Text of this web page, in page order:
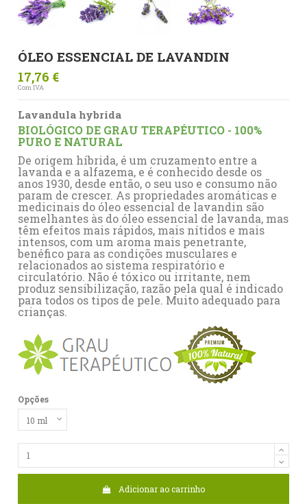
ÓLEO ESSENCIAL DE LAVANDIN
17,76 €
Com IVA
Lavandula hybrida
BIOLÓGICO DE GRAU TERAPÉUTICO - 100%
PURO E NATURAL
De origem híbrida, é um cruzamento entre a
lavanda e a alfazema, e é conhecido desde os
anos 1930, desde então, o seu uso e consumo não
param de crescer. As propriedades aromáticas e
medicinais do óleo essencial de lavandin são
semelhantes às do óleo essencial de lavanda, mas
têm efeitos mais rápidos, mais nítidos e mais
intensos, com um aroma mais penetrante,
benéfico para as condições musculares e
relacionados ao sistema respiratório e
circulatório. Não é tóxico ou irritante, nem
produz sensibilização, razão pela qual é indicado
para todos os tipos de pele. Muito adequado para
crianças.
Opções
Adicionar ao carrinho